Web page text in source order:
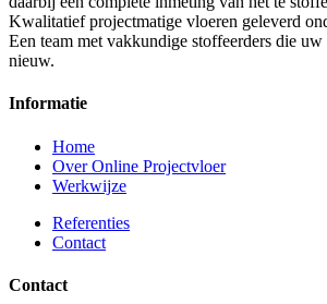
Kwalitatief projectmatige vloeren geleverd
Een team met vakkundige stoffeerders die
nieuw.
Informatie
Home
Over Online Projectvloer
Werkwijze
Referenties
Contact
Contact